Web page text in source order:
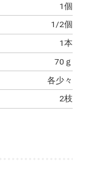
1個
1/2個
1本
70ｇ
各少々
2枝